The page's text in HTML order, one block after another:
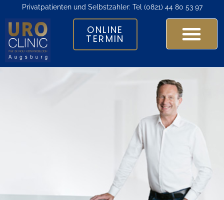
Privatpatienten und Selbstzahler: Tel (0821) 44 80 53 97
ONLINE
TERMIN